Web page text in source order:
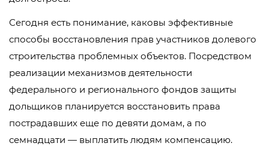
Сегодня есть понимание, каковы эффективные
способы восстановления прав участников долевого
строительства проблемных объектов. Посредством
реализации механизмов деятельности
федерального и регионального фондов защиты
дольщиков планируется восстановить права
пострадавших еще по девяти домам, а по
семнадцати — выплатить людям компенсацию.